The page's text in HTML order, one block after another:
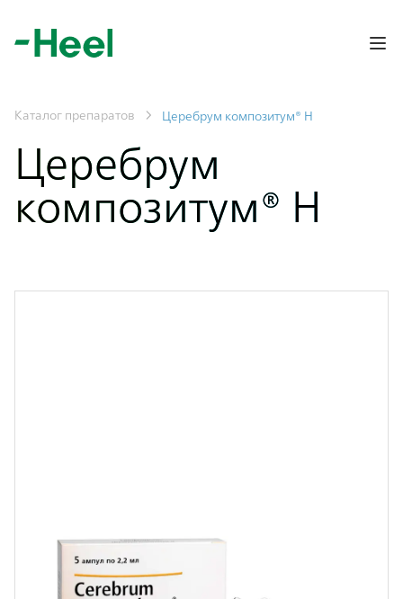
Каталог препаратов Церебрум композитум® Н
Церебрум
композитум® Н